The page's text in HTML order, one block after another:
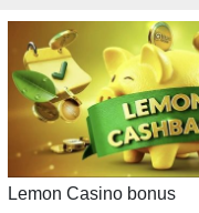
Lemon Casino bonus